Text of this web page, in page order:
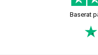
Baserat